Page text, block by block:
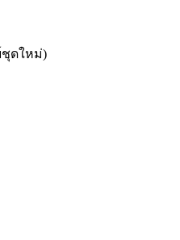
ดใหม่)